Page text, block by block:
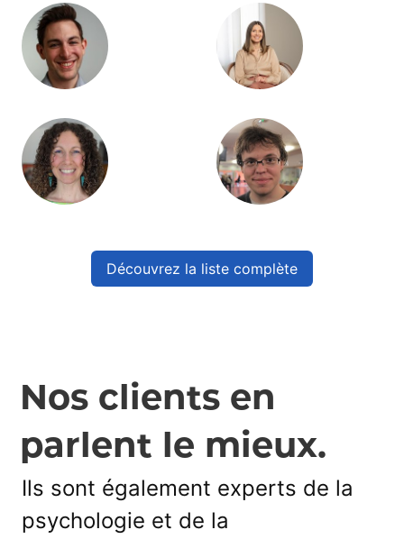
Découvrez la liste complète
Nos clients en
parlent le mieux.
Ils sont également experts de la
psychologie et de la